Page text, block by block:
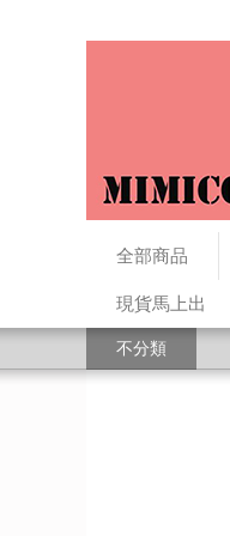
全部商品
現貨馬上出
不分類